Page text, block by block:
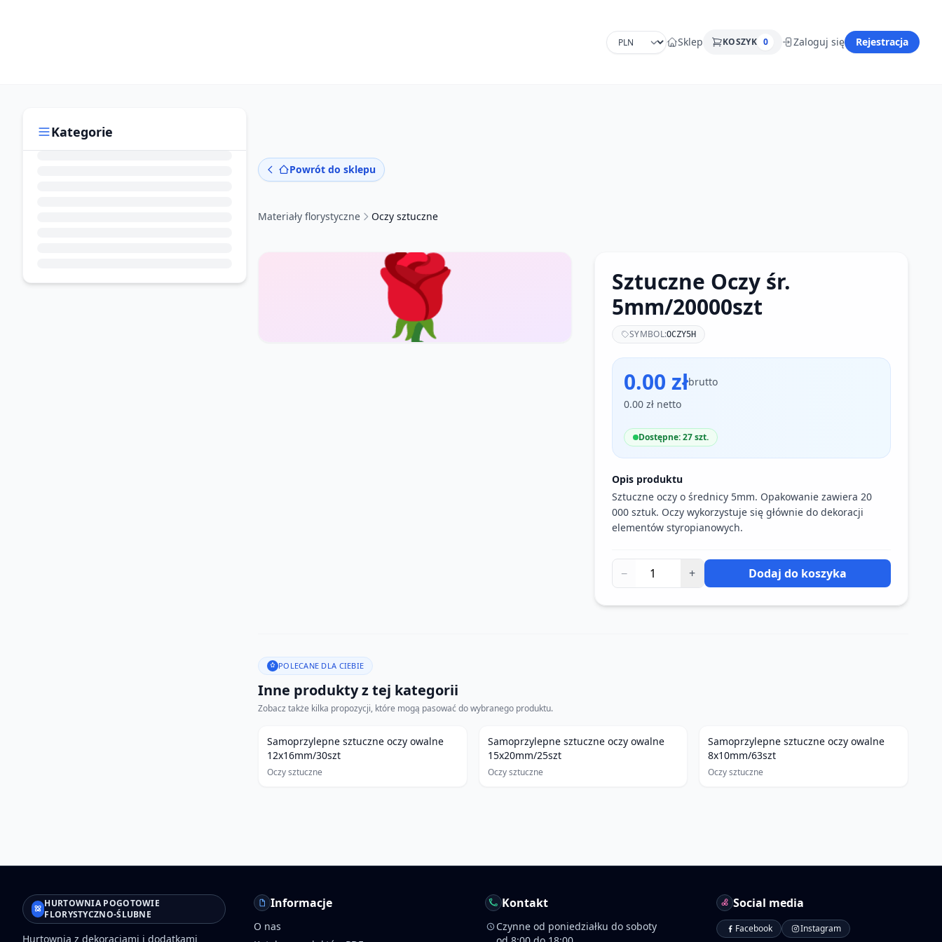
Sklep KOSZYK 0 Zaloguj się Rejestracja
Kategorie
Powrót do sklepu
Materiały florystyczne Oczy sztuczne
🌹
Sztuczne Oczy śr.
5mm/20000szt
SYMBOL:OCZY5H
0.00 złbrutto
0.00 zł netto
Dostępne: 27 szt.
Opis produktu
Sztuczne oczy o średnicy 5mm. Opakowanie zawiera 20
000 sztuk. Oczy wykorzystuje się głównie do dekoracji
elementów styropianowych.
− + Dodaj do koszyka
POLECANE DLA CIEBIE
Inne produkty z tej kategorii
Zobacz także kilka propozycji, które mogą pasować do wybranego produktu.
Samoprzylepne sztuczne oczy owalne
12x16mm/30szt
Oczy sztuczne
Samoprzylepne sztuczne oczy owalne
15x20mm/25szt
Oczy sztuczne
Samoprzylepne sztuczne oczy owalne
8x10mm/63szt
Oczy sztuczne
HURTOWNIA POGOTOWIE
FLORYSTYCZNO-ŚLUBNE
Hurtownia z dekoracjami i dodatkami
Informacje
O nas
Kontakt
Czynne od poniedziałku do soboty
Social media
Facebook Instagram